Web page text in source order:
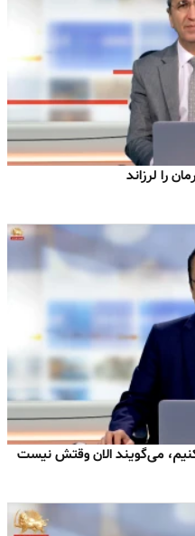
می‌گویند الان وقتش نیست